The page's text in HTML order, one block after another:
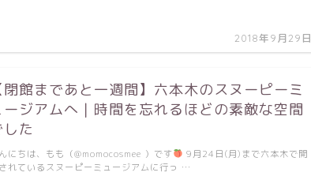
2018年9月29日
閉館まであと一週間】六本木のスヌーピーミ
ージアムへ｜時間を忘れるほどの素敵な空間
た
にちは、もも（@momocosmee ）です
9月24日(月)まで六本木で開
れているスヌーピーミュージアムに行っ …